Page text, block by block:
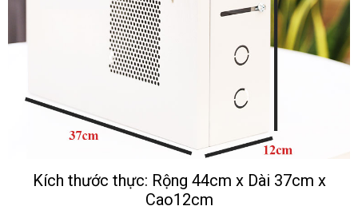
Kích thước thực: Rộng 44cm x Dài 37cm x
Cao12cm